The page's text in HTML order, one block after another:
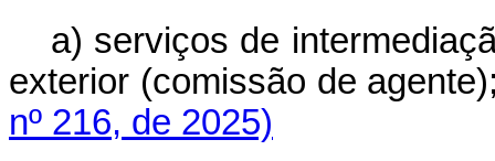
a) serviços de
exterior (comissão de
nº 216, de 2025)